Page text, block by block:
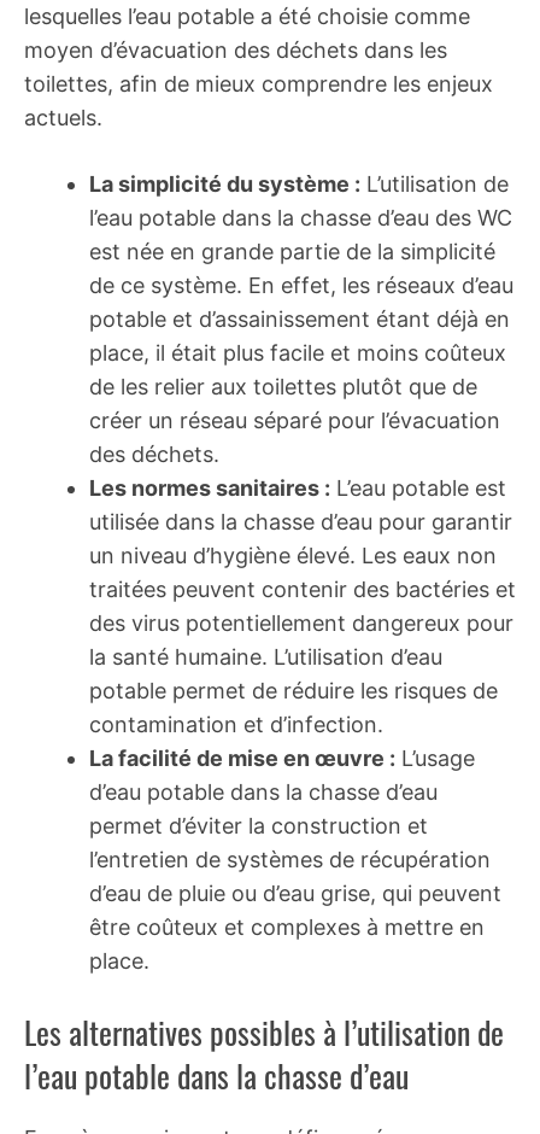
lesquelles l’eau potable a été choisie comme
moyen d’évacuation des déchets dans les
toilettes, afin de mieux comprendre les enjeux
actuels.
La simplicité du système : L’utilisation de
l’eau potable dans la chasse d’eau des WC
est née en grande partie de la simplicité
de ce système. En effet, les réseaux d’eau
potable et d’assainissement étant déjà en
place, il était plus facile et moins coûteux
de les relier aux toilettes plutôt que de
créer un réseau séparé pour l’évacuation
des déchets.
Les normes sanitaires : L’eau potable est
utilisée dans la chasse d’eau pour garantir
un niveau d’hygiène élevé. Les eaux non
traitées peuvent contenir des bactéries et
des virus potentiellement dangereux pour
la santé humaine. L’utilisation d’eau
potable permet de réduire les risques de
contamination et d’infection.
La facilité de mise en œuvre : L’usage
d’eau potable dans la chasse d’eau
permet d’éviter la construction et
l’entretien de systèmes de récupération
d’eau de pluie ou d’eau grise, qui peuvent
être coûteux et complexes à mettre en
place.
Les alternatives possibles à l’utilisation de
l’eau potable dans la chasse d’eau